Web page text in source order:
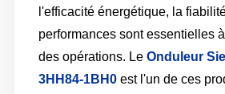
l'efficacité énergétique, la
performances sont essentielles
des opérations. Le Onduleur
3HH84-1BH0est l'un de ces